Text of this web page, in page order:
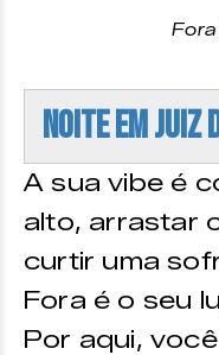
Noite em Juiz
A sua vibe é
alto, arrastar
curtir uma
Fora é o seu
Por aqui,